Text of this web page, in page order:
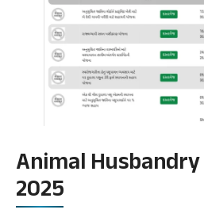
Animal
2025